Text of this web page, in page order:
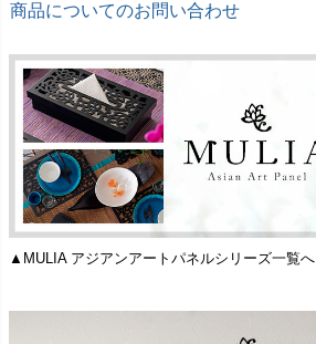
商品についてのお問い合わせ
▲MULIA アジアンアートパネルシリーズ一覧へ